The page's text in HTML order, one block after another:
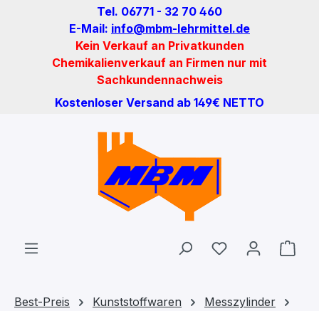
Zum Hauptinhalt springenTel. 06771 - 32 70 460
E-Mail: info@mbm-lehrmittel.de
Kein Verkauf an Privatkunden
Chemikalienverkauf an Firmen nur mit
Sachkundennachweis
Kostenloser Versand ab 149€ NETTO
Du hast 0
Best-Preis Kunststoffwaren
Messzylinder